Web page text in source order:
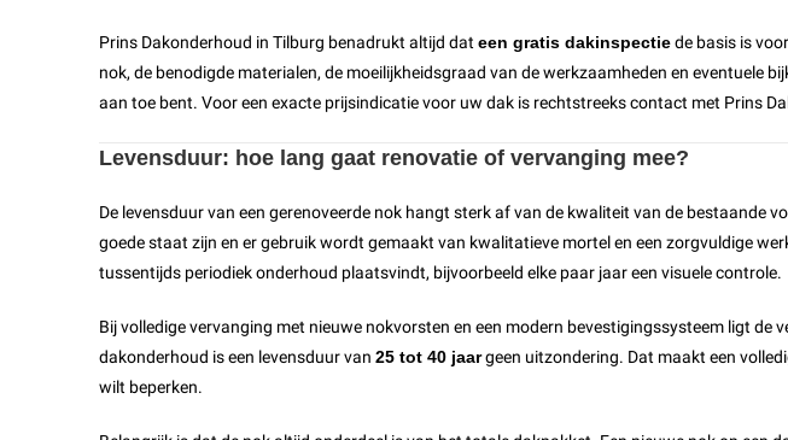
Prins Dakonderhoud in Tilburg benadrukt altijd dat een gratis dakinspectiede basis is
nok, de benodigde materialen, de moeilijkheidsgraad van de werkzaamheden en eventuele
aan toe bent. Voor een exacte prijsindicatie voor uw dak is rechtstreeks contact met Prins
Levensduur: hoe lang gaat renovatie of vervanging mee?
De levensduur van een gerenoveerde nok hangt sterk af van de kwaliteit van de bestaande
goede staat zijn en er gebruik wordt gemaakt van kwalitatieve mortel en een zorgvuldige
tussentijds periodiek onderhoud plaatsvindt, bijvoorbeeld elke paar jaar een visuele controle.
Bij volledige vervanging met nieuwe nokvorsten en een modern bevestigingssysteem ligt
dakonderhoud is een levensduur van 25 tot 40 jaargeen uitzondering. Dat maakt een
wilt beperken.